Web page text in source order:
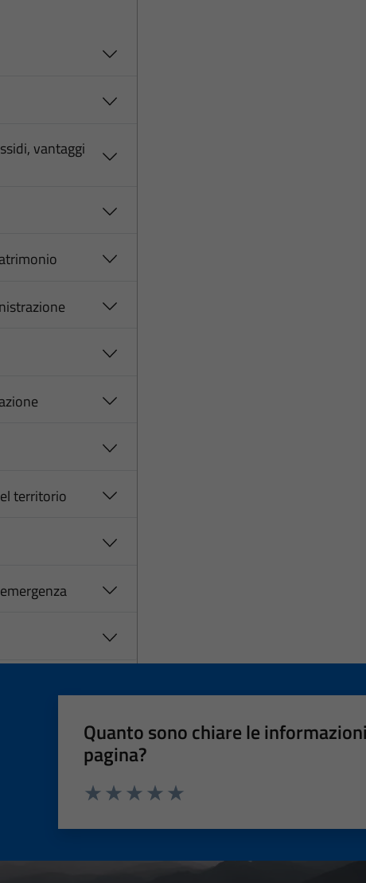
vantaggi
territorio
Quanto sono chiare le
pagina?